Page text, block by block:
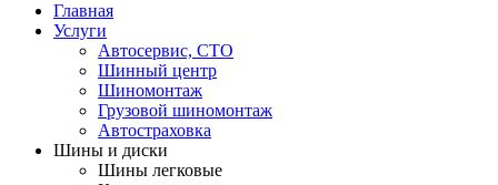
Главная
Услуги
Автосервис, СТО
Шинный центр
Шиномонтаж
Грузовой шиномонтаж
Автостраховка
Шины и диски
Шины легковые